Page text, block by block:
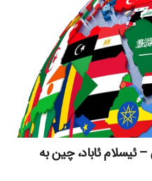
ئیسلام ئاباد، چین بە